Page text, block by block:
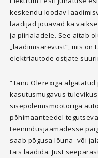
keskendu loodav
laadijad jõuavad ka
ja piirialadele. See aitab
„laadimisärevust“, mis
elektriautode ostjate
“Tänu Olerexiga
kasutusmugavus
sisepõlemismootoriga
põhimaanteedel
teenindusjaamadesse
saab põgusa lõuna- või
täis laadida. Just